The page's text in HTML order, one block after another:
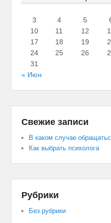
3
4 5
10
11 12
17
18 19
24
25 26
31
« Июн
Свежие записи
В каком случае
Как выбрать психолога
Рубрики
Без рубрики